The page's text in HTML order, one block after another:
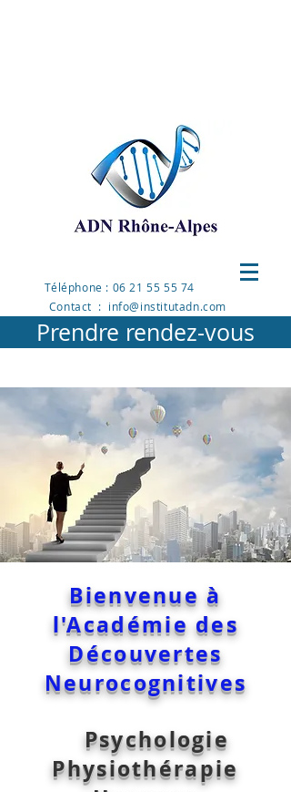
Téléphone : 06 21 55 55 74
Contact : info@institutadn.com
Prendre rendez-vous
Bienvenue à
l'Académie des
Découvertes
Neurocognitives
Psychologie
Physiothérapie